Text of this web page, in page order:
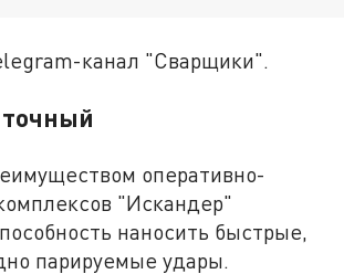
канал "Сварщики".
оперативно-
"Искандер"
наносить быстрые,
парируемые удары.